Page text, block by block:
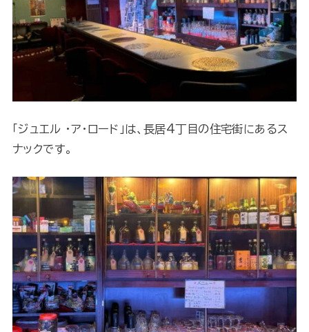
「ジュエル ・ア・ロード」は、長居4丁目の住宅街にあるス
ナックです。